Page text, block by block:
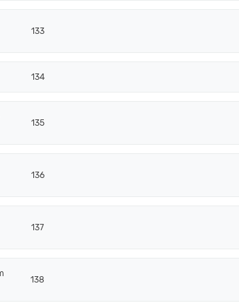
133
134
135
136
137
138